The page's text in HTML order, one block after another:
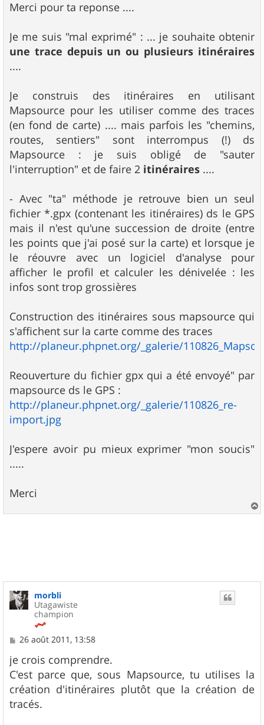
s
s
g
e
Merci pour ta reponse ....
Je me suis "mal exprimé" : ... je souhaite obtenir
une trace depuis un ou plusieurs itinéraires
....
Je construis des itinéraires en utilisant
Mapsource pour les utiliser comme des traces
(en fond de carte) .... mais parfois les "chemins,
routes, sentiers" sont interrompus (!) ds
Mapsource : je suis obligé de "sauter
l'interruption" et de faire 2 itinéraires ....
- Avec "ta" méthode je retrouve bien un seul
fichier *.gpx (contenant les itinéraires) ds le GPS
mais il n'est qu'une succession de droite (entre
les points que j'ai posé sur la carte) et lorsque je
le réouvre avec un logiciel d'analyse pour
afficher le profil et calculer les dénivelée : les
infos sont trop grossières
Construction des itinéraires sous mapsource qui
s'affichent sur la carte comme des traces
http://planeur.phpnet.org/_galerie/
Reouverture du fichier gpx qui a été envoyé" par
mapsource ds le GPS :
http://planeur.phpnet.org/_galerie/110826_re-
import.jpg
J'espere avoir pu mieux exprimer "mon soucis"
.....
Merci
a
morbli
Utagawiste
champion
M
s
s
a
g
e
26 août 2011, 13:58
je crois comprendre.
C'est parce que, sous Mapsource, tu utilises la
création d'itinéraires plutôt que la création de
tracés.